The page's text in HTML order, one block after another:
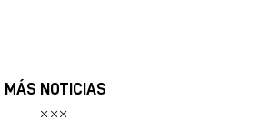
MÁS NOTICIAS